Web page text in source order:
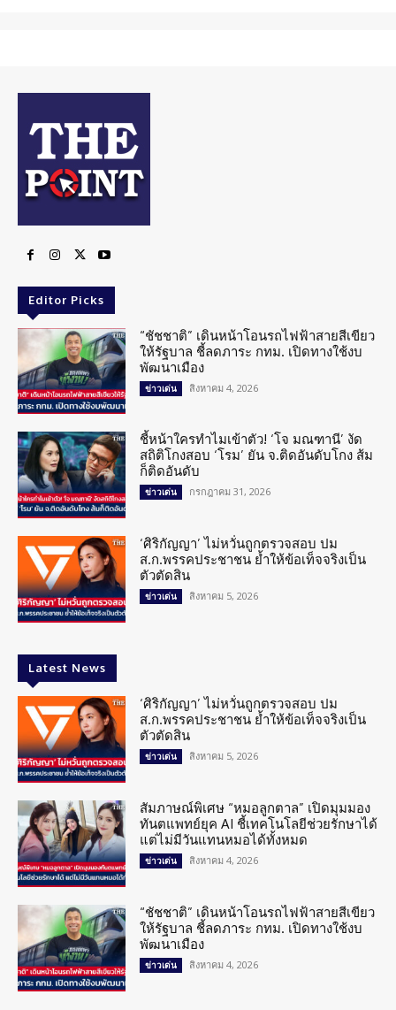
Editor Picks
“ชัชชาติ” เดินหน้าโอนรถไฟฟ้าสายสีเขียว
ให้รัฐบาล ชี้ลดภาระ กทม. เปิดทางใช้งบ
พัฒนาเมือง
ข่าวเด่น สิงหาคม 4, 2026
ชี้หน้าใครทำไมเข้าตัว! ‘โจ มณฑานี’ งัด
สถิติโกงสอบ ‘โรม’ ยัน จ.ติดอันดับโกง ส้ม
ก็ติดอันดับ
ข่าวเด่น กรกฎาคม 31, 2026
‘ศิริกัญญา’ ไม่หวั่นถูกตรวจสอบ ปม
ส.ก.พรรคประชาชน ย้ำให้ข้อเท็จจริงเป็น
ตัวตัดสิน
ข่าวเด่น สิงหาคม 5, 2026
Latest News
‘ศิริกัญญา’ ไม่หวั่นถูกตรวจสอบ ปม
ส.ก.พรรคประชาชน ย้ำให้ข้อเท็จจริงเป็น
ตัวตัดสิน
ข่าวเด่น สิงหาคม 5, 2026
สัมภาษณ์พิเศษ “หมอลูกตาล” เปิดมุมมอง
ทันตแพทย์ยุค AI ชี้เทคโนโลยีช่วยรักษาได้
แต่ไม่มีวันแทนหมอได้ทั้งหมด
ข่าวเด่น สิงหาคม 4, 2026
“ชัชชาติ” เดินหน้าโอนรถไฟฟ้าสายสีเขียว
ให้รัฐบาล ชี้ลดภาระ กทม. เปิดทางใช้งบ
พัฒนาเมือง
ข่าวเด่น สิงหาคม 4, 2026